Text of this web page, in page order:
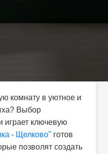
комнату в уютное и
Выбор
играет ключевую
- Щелково" готов
позволят создать